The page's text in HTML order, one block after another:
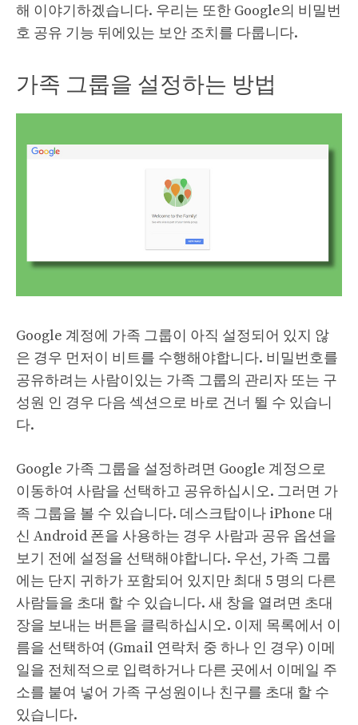
해 이야기하겠습니다. 우리는 또한 Google의 비밀번
호 공유 기능 뒤에있는 보안 조치를 다룹니다.
가족 그룹을 설정하는 방법
Google 계정에 가족 그룹이 아직 설정되어 있지 않
은 경우 먼저이 비트를 수행해야합니다. 비밀번호를
공유하려는 사람이있는 가족 그룹의 관리자 또는 구
성원 인 경우 다음 섹션으로 바로 건너 뛸 수 있습니
다.
Google 가족 그룹을 설정하려면 Google 계정으로
이동하여 사람을 선택하고 공유하십시오. 그러면 가
족 그룹을 볼 수 있습니다. 데스크탑이나 iPhone 대
신 Android 폰을 사용하는 경우 사람과 공유 옵션을
보기 전에 설정을 선택해야합니다. 우선, 가족 그룹
에는 단지 귀하가 포함되어 있지만 최대 5 명의 다른
사람들을 초대 할 수 있습니다. 새 창을 열려면 초대
장을 보내는 버튼을 클릭하십시오. 이제 목록에서 이
름을 선택하여 (Gmail 연락처 중 하나 인 경우) 이메
일을 전체적으로 입력하거나 다른 곳에서 이메일 주
소를 붙여 넣어 가족 구성원이나 친구를 초대 할 수
있습니다.